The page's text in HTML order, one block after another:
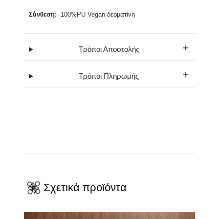
Σύνθεση: 100%PU Vegan δερματίνη
Τρόποι Αποστολής
Τρόποι Πληρωμής
Σχετικά προϊόντα